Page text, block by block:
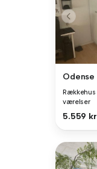
Odense
Rækkehus
værelser
5.559 kr